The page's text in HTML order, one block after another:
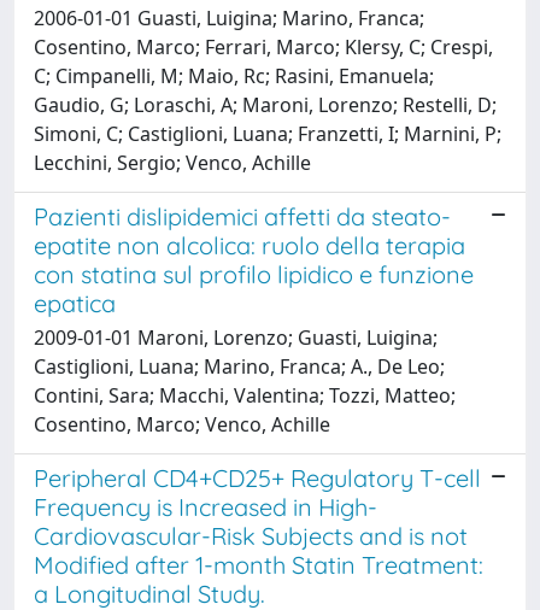
2006-01-01 Guasti, Luigina; Marino, Franca;
Cosentino, Marco; Ferrari, Marco; Klersy, C; Crespi,
C; Cimpanelli, M; Maio, Rc; Rasini, Emanuela;
Gaudio, G; Loraschi, A; Maroni, Lorenzo; Restelli, D;
Simoni, C; Castiglioni, Luana; Franzetti, I; Marnini, P;
Lecchini, Sergio; Venco, Achille
Pazienti dislipidemici affetti da steato-
epatite non alcolica: ruolo della terapia
con statina sul profilo lipidico e funzione
epatica
2009-01-01 Maroni, Lorenzo; Guasti, Luigina;
Castiglioni, Luana; Marino, Franca; A., De Leo;
Contini, Sara; Macchi, Valentina; Tozzi, Matteo;
Cosentino, Marco; Venco, Achille
Peripheral CD4+CD25+ Regulatory T-cell
Frequency is Increased in High-
Cardiovascular-Risk Subjects and is not
Modified after 1-month Statin Treatment:
a Longitudinal Study.